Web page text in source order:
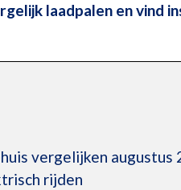
laadpalen en vind
vergelijken augustus
rijden